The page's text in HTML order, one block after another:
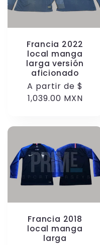
Francia 2022
local manga
larga versión
aficionado
Precio
habitual
A partir de $
1,039.00 MXN
Francia 2018
local manga
larga